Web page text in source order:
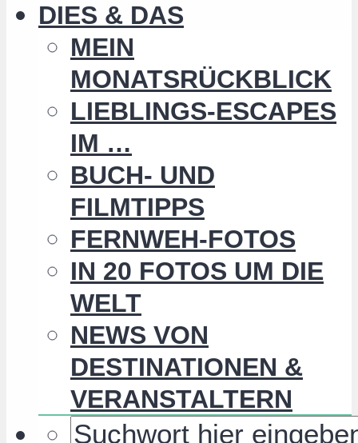
DIES & DAS
MEIN
MONATSRÜCKBLICK
LIEBLINGS-ESCAPES
IM …
BUCH- UND
FILMTIPPS
FERNWEH-FOTOS
IN 20 FOTOS UM DIE
WELT
NEWS VON
DESTINATIONEN &
VERANSTALTERN